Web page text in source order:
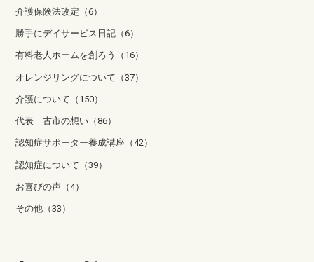
介護保険法改定（6）
勝手にデイサービス日記（6）
有料老人ホームを創ろう（16）
オレンジリングについて（37）
介護について（150）
代表 古市の想い（86）
認知症サポーター養成講座（42）
認知症について（39）
お喜びの声（4）
その他（33）